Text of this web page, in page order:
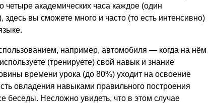
четыре академических часа каждое (один
здесь вы сможете много и часто (то есть интенсивно)
например, автомобиля — когда на нём
(тренируете) свой навык и знание
времени урока (до 80%) уходит на освоение
овладения навыками правильного построения
беседы. Несложно увидеть, что в этом случае